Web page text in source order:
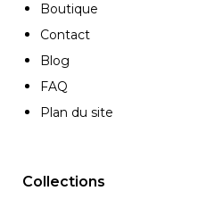
Boutique
Contact
Blog
FAQ
Plan du site
Collections